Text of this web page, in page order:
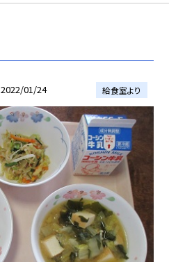
2022/01/24 給食室より